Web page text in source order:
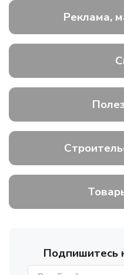
Реклама,
Подпишитесь